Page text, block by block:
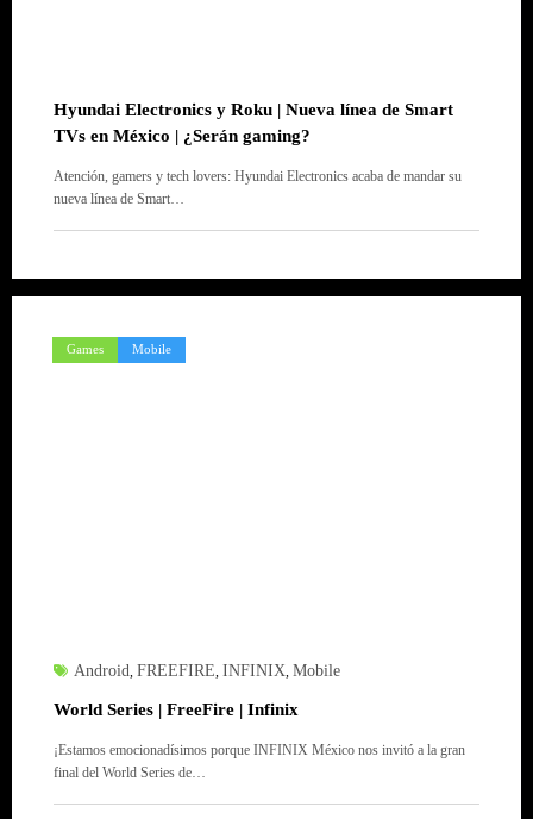
Hyundai Electronics y Roku | Nueva línea de Smart
TVs en México | ¿Serán gaming?
Atención, gamers y tech lovers: Hyundai Electronics acaba de mandar su
nueva línea de Smart…
Games Mobile
Android, FREEFIRE, INFINIX, Mobile
World Series | FreeFire | Infinix
¡Estamos emocionadísimos porque INFINIX México nos invitó a la gran
final del World Series de…